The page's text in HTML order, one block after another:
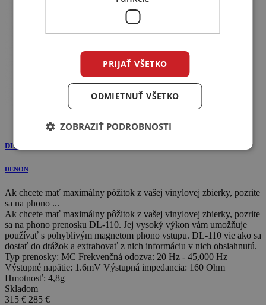
Akcia
DL-110
DENON
Ak chcete mať maximálny pôžitok z vašej vinylovej zbierky, pozrite
sa na phono ...
Ak chcete mať maximálny pôžitok z vašej vinylovej zbierky, pozrite
sa na phono prenosku DL-110. Jej vysoký výkon vám umožňuje
používať s pohyblivým magnetom phono vstupu. DL-110 vie ako sa
dostať do drážok a extrahovať z nich informáciu v nich obsiahnutú.
Typ prenosky: MC Frekvenčná odozva: 20 Hz - 45,000 Hz
Výstupné napätie: 1.6mV Výstupná impedancia: 160 Ohm
Hmotnosť: 4,8g
Skladom
315 € 285 €
PRIJAŤ VŠETKO
ODMIETNUŤ VŠETKO
ZOBRAZIŤ PODROBNOSTI